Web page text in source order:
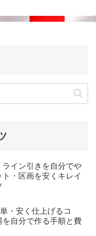
ライン引きを自分でや
・区画を安くキレイ
・安く仕上げるコ
を自分で作る手順と費